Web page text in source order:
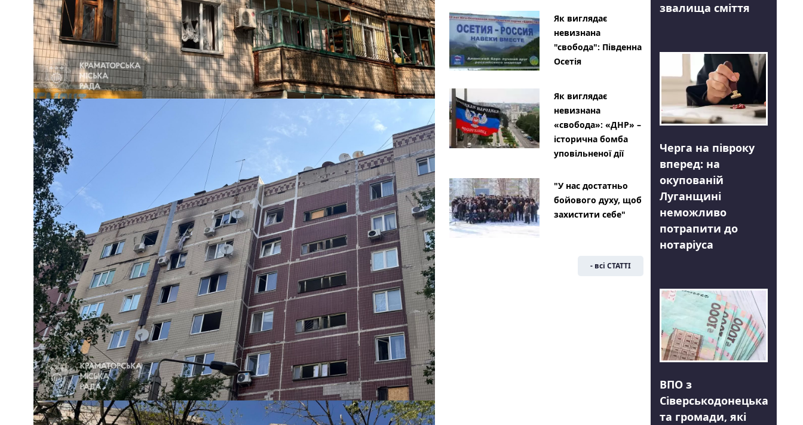
Як виглядає
невизнана
"свобода": Південна
Осетія
Як виглядає
невизнана
«свобода»: «ДНР» –
історична бомба
уповільненої дії
"У нас достатньо
бойового духу, щоб
захистити себе"
- всі СТАТТІ
звалища сміття
Черга на півроку
вперед: на
окупованій
Луганщині
неможливо
потрапити до
нотаріуса
ВПО з
Сіверськодонецька
та громади, які